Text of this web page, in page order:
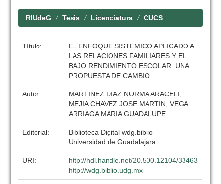
RIUdeG Tesis Licenciatura CUCS
Título:
EL ENFOQUE SISTEMICO APLICADO A
LAS RELACIONES FAMILIARES Y EL
BAJO RENDIMIENTO ESCOLAR: UNA
PROPUESTA DE CAMBIO
Autor:
MARTINEZ DIAZ NORMA ARACELI,
MEJIA CHAVEZ JOSE MARTIN, VEGA
ARRIAGA MARIA GUADALUPE
Editorial:
Biblioteca Digital wdg.biblio
Universidad de Guadalajara
URI:
http://hdl.handle.net/20.500.12104/33463
http://wdg.biblio.udg.mx